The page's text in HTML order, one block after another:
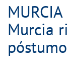
Murcia